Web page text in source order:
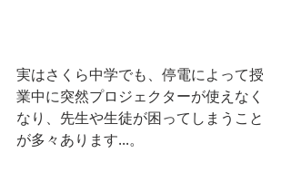
実はさくら中学でも、停電によって授
業中に突然プロジェクターが使えなく
なり、先生や生徒が困ってしまうこと
が多々あります...。